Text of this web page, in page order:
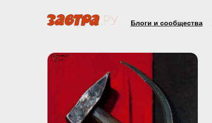
Блоги и сообщества